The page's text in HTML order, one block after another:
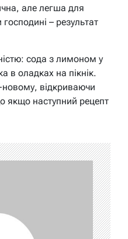
але легша для
– результат
сода з лимоном у
в оладках на пікнік.
відкриваючи
якщо наступний рецепт